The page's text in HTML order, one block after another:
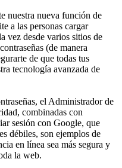
nuestra nueva función de
a las personas cargar
vez desde varios sitios de
(de manera
de que todas tus
tecnología avanzada de
el Administrador de
combinadas con
sesión con Google, que
débiles, son ejemplos de
en línea sea más segura y
la web.